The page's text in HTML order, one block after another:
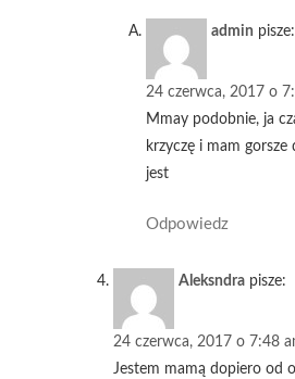
admin pisze:
24 czerwca, 2017 o
Mmay podobnie, ja
krzyczę i mam gorsze
jest
Odpowiedz
Aleksndra pisze:
24 czerwca, 2017 o 7:48
Jestem mamą dopiero od